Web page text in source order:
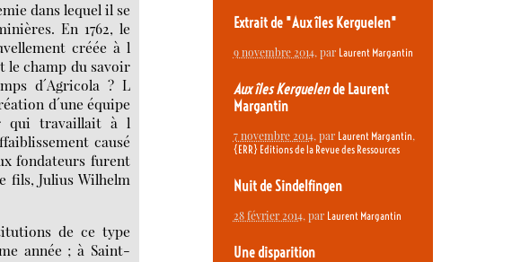
dans lequel il se
En 1762, le
créée à l
le champ du savoir
d´Agricola ? L
d´une équipe
qui travaillait à l
causé
fondateurs furent
fils, Julius Wilhelm
de ce type
année ; à Saint-
Extrait de "Aux îles Kerguelen"
9 novembre 2014, par Laurent Margantin
Aux îles Kerguelende Laurent
Margantin
7 novembre 2014, par Laurent Margantin,
{ERR} Editions de la Revue des Ressources
Nuit de Sindelfingen
28 février 2014, par Laurent Margantin
Une disparition